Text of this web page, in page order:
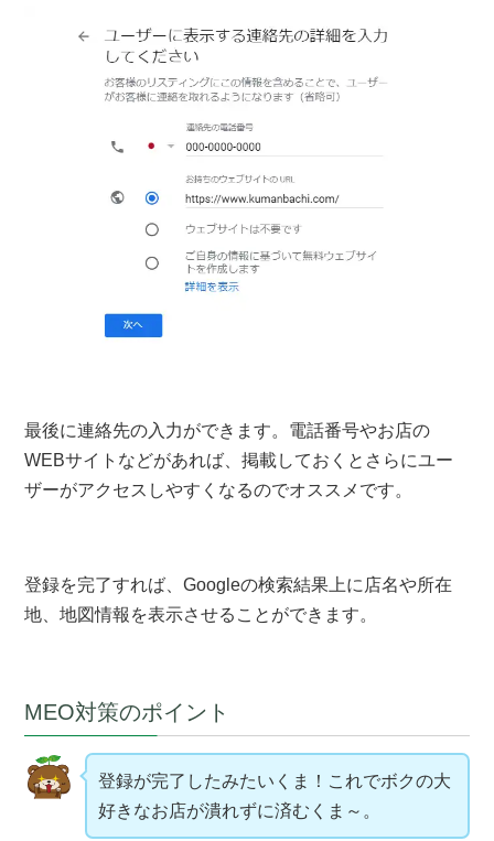
最後に連絡先の入力ができます。電話番号やお店の
WEBサイトなどがあれば、掲載しておくとさらにユー
ザーがアクセスしやすくなるのでオススメです。
登録を完了すれば、Googleの検索結果上に店名や所在
地、地図情報を表示させることができます。
MEO対策のポイント
登録が完了したみたいくま！これでボクの大
好きなお店が潰れずに済むくま～。